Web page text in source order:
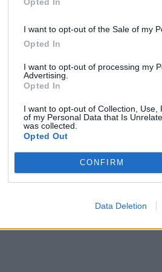
I want to opt-out of the Sale of my
Opted In
I want to opt-out of processing my
Advertising.
Opted In
I want to opt-out of Collection,
of my Personal Data that Is
was collected.
Opted Out
CONFIRM
Data Deletion